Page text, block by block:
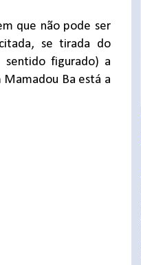
que não pode ser
se tirada do
figurado) a
Mamadou Ba está a